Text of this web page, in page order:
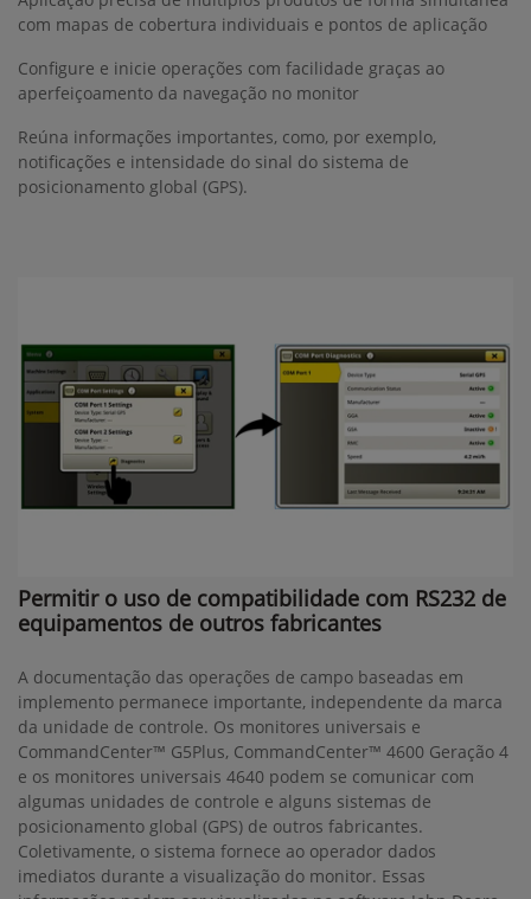
com mapas de cobertura individuais e pontos de aplicação
Configure e inicie operações com facilidade graças ao
aperfeiçoamento da navegação no monitor
Reúna informações importantes, como, por exemplo,
notificações e intensidade do sinal do sistema de
posicionamento global (GPS).
Permitir o uso de compatibilidade com RS232 de
equipamentos de outros fabricantes
A documentação das operações de campo baseadas em
implemento permanece importante, independente da marca
da unidade de controle. Os monitores universais e
CommandCenter™ G5Plus, CommandCenter™ 4600 Geração 4
e os monitores universais 4640 podem se comunicar com
algumas unidades de controle e alguns sistemas de
posicionamento global (GPS) de outros fabricantes.
Coletivamente, o sistema fornece ao operador dados
imediatos durante a visualização do monitor. Essas